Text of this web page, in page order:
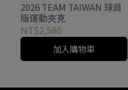
2026 TEAM TAIWAN 球員
版運動夾克
NT$2,580
加入購物車